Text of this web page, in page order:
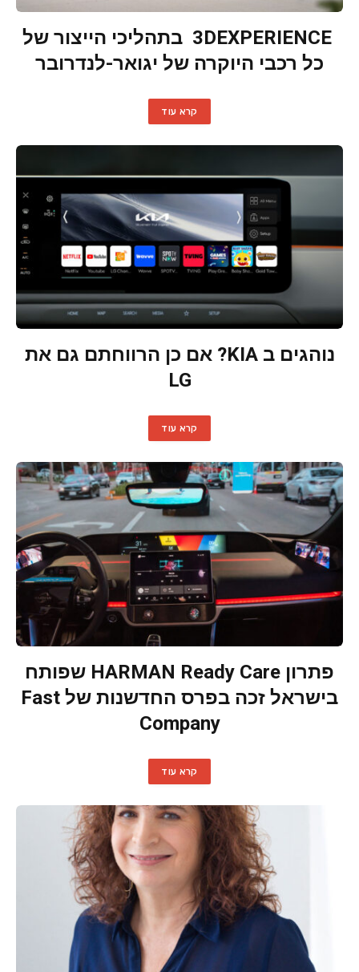
3DEXPERIENCE בתהליכי הייצור של
כל רכבי היוקרה של יגואר-לנדרובר
קרא עוד
נוהגים ב KIA? אם כן הרווחתם גם את
LG
קרא עוד
פתרון HARMAN Ready Care שפותח
בישראל זכה בפרס החדשנות של Fast
Company
קרא עוד